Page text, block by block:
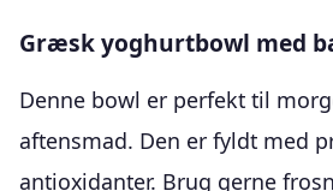
Græsk yoghurtbowl med
Denne bowl er perfekt til
aftensmad. Den er fyldt med
antioxidanter. Brug gerne